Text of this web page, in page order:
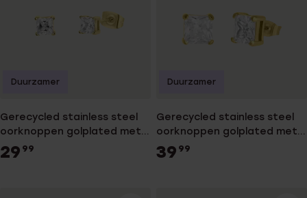
Gerecycled stainless steel
oorknoppen golplated met
vierkante zirkonia 4mm voor
heren
29 99
Duurzamer
Gerecycled stainless steel
oorknoppen golplated met
vierkante zirkonia 8mm voor
heren
39 99
Duurzamer